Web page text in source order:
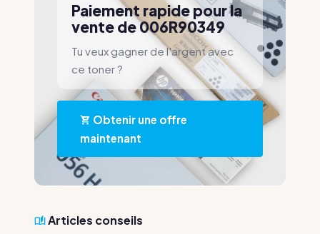
Paiement rapide pour la
vente de 006R90349
Tu veux gagner de l'argent avec
ce toner ?
Obtenir une offre
maintenant
Articles conseils